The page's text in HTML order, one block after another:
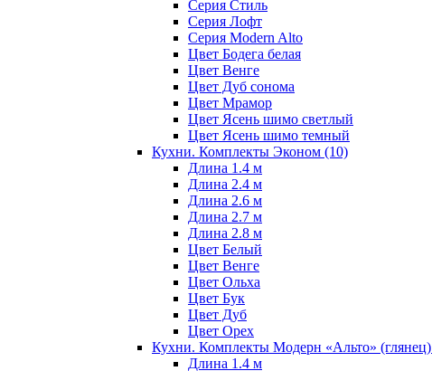
Серия Стиль
Серия Лофт
Серия Modern Alto
Цвет Бодега белая
Цвет Венге
Цвет Дуб сонома
Цвет Мрамор
Цвет Ясень шимо светлый
Цвет Ясень шимо темный
Кухни. Комплекты Эконом (10)
Длина 1.4 м
Длина 2.4 м
Длина 2.6 м
Длина 2.7 м
Длина 2.8 м
Цвет Белый
Цвет Венге
Цвет Ольха
Цвет Бук
Цвет Дуб
Цвет Орех
Кухни. Комплекты Модерн «Альто» (глянец)
Длина 1.4 м